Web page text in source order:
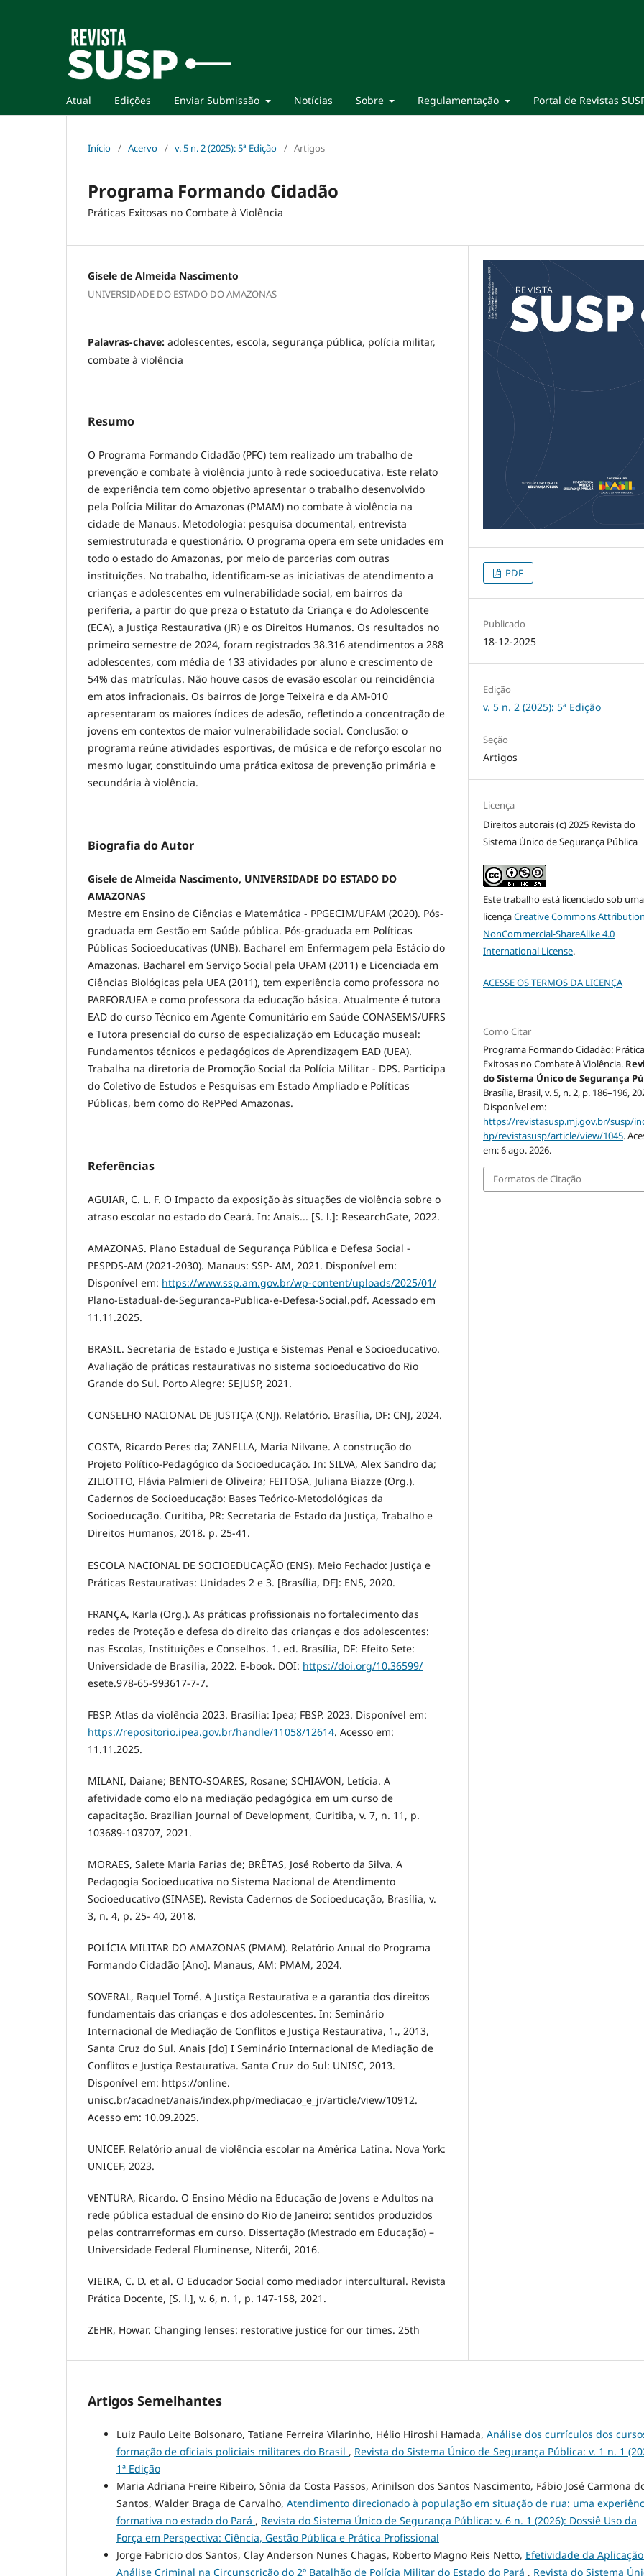
Atual Edições Enviar Submissão Notícias Sobre Regulamentação Portal de Revistas
Início / Acervo / v. 5 n. 2 (2025): 5ª Edição / Artigos
Programa Formando Cidadão
Práticas Exitosas no Combate à Violência
Gisele de Almeida Nascimento
UNIVERSIDADE DO ESTADO DO AMAZONAS
Palavras-chave: adolescentes, escola, segurança pública, polícia militar,
combate à violência
Resumo
O Programa Formando Cidadão (PFC) tem realizado um trabalho de
prevenção e combate à violência junto à rede socioeducativa. Este relato
de experiência tem como objetivo apresentar o trabalho desenvolvido
pela Polícia Militar do Amazonas (PMAM) no combate à violência na
cidade de Manaus. Metodologia: pesquisa documental, entrevista
semiestruturada e questionário. O programa opera em sete unidades em
todo o estado do Amazonas, por meio de parcerias com outras
instituições. No trabalho, identificam-se as iniciativas de atendimento a
crianças e adolescentes em vulnerabilidade social, em bairros da
periferia, a partir do que preza o Estatuto da Criança e do Adolescente
(ECA), a Justiça Restaurativa (JR) e os Direitos Humanos. Os resultados no
primeiro semestre de 2024, foram registrados 38.316 atendimentos a 288
adolescentes, com média de 133 atividades por aluno e crescimento de
54% das matrículas. Não houve casos de evasão escolar ou reincidência
em atos infracionais. Os bairros de Jorge Teixeira e da AM-010
apresentaram os maiores índices de adesão, refletindo a concentração de
jovens em contextos de maior vulnerabilidade social. Conclusão: o
programa reúne atividades esportivas, de música e de reforço escolar no
mesmo lugar, constituindo uma prática exitosa de prevenção primária e
secundária à violência.
Biografia do Autor
Gisele de Almeida Nascimento, UNIVERSIDADE DO ESTADO DO
AMAZONAS
Mestre em Ensino de Ciências e Matemática - PPGECIM/UFAM (2020). Pós-
graduada em Gestão em Saúde pública. Pós-graduada em Políticas
Públicas Socioeducativas (UNB). Bacharel em Enfermagem pela Estácio do
Amazonas. Bacharel em Serviço Social pela UFAM (2011) e Licenciada em
Ciências Biológicas pela UEA (2011), tem experiência como professora no
PARFOR/UEA e como professora da educação básica. Atualmente é tutora
EAD do curso Técnico em Agente Comunitário em Saúde CONASEMS/UFRS
e Tutora presencial do curso de especialização em Educação museal:
Fundamentos técnicos e pedagógicos de Aprendizagem EAD (UEA).
Trabalha na diretoria de Promoção Social da Polícia Militar - DPS. Participa
do Coletivo de Estudos e Pesquisas em Estado Ampliado e Políticas
Públicas, bem como do RePPed Amazonas.
Referências
AGUIAR, C. L. F. O Impacto da exposição às situações de violência sobre o
atraso escolar no estado do Ceará. In: Anais... [S. l.]: ResearchGate, 2022.
AMAZONAS. Plano Estadual de Segurança Pública e Defesa Social -
PESPDS-AM (2021-2030). Manaus: SSP- AM, 2021. Disponível em:
Disponível em: https://www.ssp.am.gov.br/wp-content/uploads/2025/01/
Plano-Estadual-de-Seguranca-Publica-e-Defesa-Social.pdf. Acessado em
11.11.2025.
BRASIL. Secretaria de Estado e Justiça e Sistemas Penal e Socioeducativo.
Avaliação de práticas restaurativas no sistema socioeducativo do Rio
Grande do Sul. Porto Alegre: SEJUSP, 2021.
CONSELHO NACIONAL DE JUSTIÇA (CNJ). Relatório. Brasília, DF: CNJ, 2024.
COSTA, Ricardo Peres da; ZANELLA, Maria Nilvane. A construção do
Projeto Político-Pedagógico da Socioeducação. In: SILVA, Alex Sandro da;
ZILIOTTO, Flávia Palmieri de Oliveira; FEITOSA, Juliana Biazze (Org.).
Cadernos de Socioeducação: Bases Teórico-Metodológicas da
Socioeducação. Curitiba, PR: Secretaria de Estado da Justiça, Trabalho e
Direitos Humanos, 2018. p. 25-41.
ESCOLA NACIONAL DE SOCIOEDUCAÇÃO (ENS). Meio Fechado: Justiça e
Práticas Restaurativas: Unidades 2 e 3. [Brasília, DF]: ENS, 2020.
FRANÇA, Karla (Org.). As práticas profissionais no fortalecimento das
redes de Proteção e defesa do direito das crianças e dos adolescentes:
nas Escolas, Instituições e Conselhos. 1. ed. Brasília, DF: Efeito Sete:
Universidade de Brasília, 2022. E-book. DOI: https://doi.org/10.36599/
esete.978-65-993617-7-7.
FBSP. Atlas da violência 2023. Brasília: Ipea; FBSP. 2023. Disponível em:
https://repositorio.ipea.gov.br/handle/11058/12614. Acesso em:
11.11.2025.
MILANI, Daiane; BENTO-SOARES, Rosane; SCHIAVON, Letícia. A
afetividade como elo na mediação pedagógica em um curso de
capacitação. Brazilian Journal of Development, Curitiba, v. 7, n. 11, p.
103689-103707, 2021.
MORAES, Salete Maria Farias de; BRÊTAS, José Roberto da Silva. A
Pedagogia Socioeducativa no Sistema Nacional de Atendimento
Socioeducativo (SINASE). Revista Cadernos de Socioeducação, Brasília, v.
3, n. 4, p. 25- 40, 2018.
POLÍCIA MILITAR DO AMAZONAS (PMAM). Relatório Anual do Programa
Formando Cidadão [Ano]. Manaus, AM: PMAM, 2024.
SOVERAL, Raquel Tomé. A Justiça Restaurativa e a garantia dos direitos
fundamentais das crianças e dos adolescentes. In: Seminário
Internacional de Mediação de Conflitos e Justiça Restaurativa, 1., 2013,
Santa Cruz do Sul. Anais [do] I Seminário Internacional de Mediação de
Conflitos e Justiça Restaurativa. Santa Cruz do Sul: UNISC, 2013.
Disponível em: https://online.
unisc.br/acadnet/anais/index.php/mediacao_e_jr/article/view/10912.
Acesso em: 10.09.2025.
UNICEF. Relatório anual de violência escolar na América Latina. Nova York:
UNICEF, 2023.
VENTURA, Ricardo. O Ensino Médio na Educação de Jovens e Adultos na
rede pública estadual de ensino do Rio de Janeiro: sentidos produzidos
pelas contrarreformas em curso. Dissertação (Mestrado em Educação) –
Universidade Federal Fluminense, Niterói, 2016.
VIEIRA, C. D. et al. O Educador Social como mediador intercultural. Revista
Prática Docente, [S. l.], v. 6, n. 1, p. 147-158, 2021.
ZEHR, Howar. Changing lenses: restorative justice for our times. 25th
PDF
Publicado
18-12-2025
Edição
v. 5 n. 2 (2025): 5ª Edição
Seção
Artigos
Licença
Direitos autorais (c) 2025 Revista do
Sistema Único de Segurança Pública
Este trabalho está licenciado sob uma
licençaCreative Commons
NonCommercial-ShareAlike 4.0
International License.
ACESSE OS TERMOS DA LICENÇA
Como Citar
Programa Formando Cidadão:
Exitosas no Combate à Violência.
do Sistema Único de Segurança
Brasília, Brasil, v. 5, n. 2, p. 186–196,
Disponível em:
https://revistasusp.mj.gov.br/susp/
hp/revistasusp/article/view/1045.
em: 6 ago. 2026.
Formatos de Citação
Artigos Semelhantes
Luiz Paulo Leite Bolsonaro, Tatiane Ferreira Vilarinho, Hélio Hiroshi Hamada, Análise dos currículos dos
formação de oficiais policiais militares do Brasil , Revista do Sistema Único de Segurança Pública: v. 1 n. 1
1ª Edição
Maria Adriana Freire Ribeiro, Sônia da Costa Passos, Arinilson dos Santos Nascimento, Fábio José Carmona
Santos, Walder Braga de Carvalho, Atendimento direcionado à população em situação de rua: uma
formativa no estado do Pará , Revista do Sistema Único de Segurança Pública: v. 6 n. 1 (2026): Dossiê Uso da
Força em Perspectiva: Ciência, Gestão Pública e Prática Profissional
Jorge Fabricio dos Santos, Clay Anderson Nunes Chagas, Roberto Magno Reis Netto, Efetividade da
Análise Criminal na Circunscrição do 2º Batalhão de Polícia Militar do Estado do Pará , Revista do Sistema